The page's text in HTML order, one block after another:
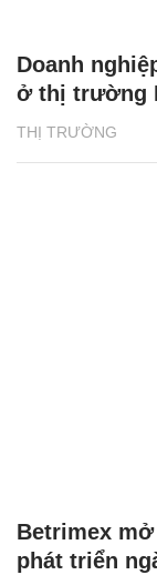
THỊ TRƯỜNG
Doanh
ở thị trường
Betrimex
phát triển